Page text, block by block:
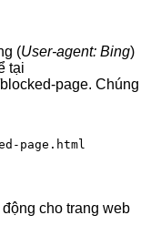
(User-agent: Bing)
tại
page. Chúng
page.html
cho trang web